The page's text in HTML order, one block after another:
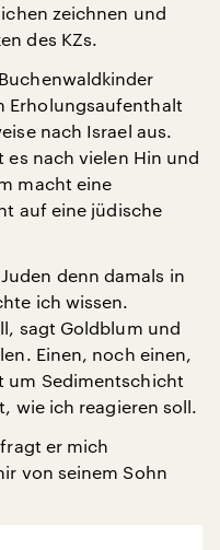
zeichnen und
des KZs.
Erholungsaufenthalt
nach Israel aus.
es nach vielen Hin und
macht eine
auf eine jüdische
denn damals in
ich wissen.
sagt Goldblum und
Einen, noch einen,
um Sedimentschicht
wie ich reagieren soll.
er mich
von seinem Sohn